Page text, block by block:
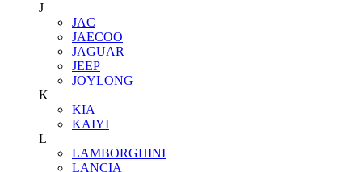
J
JAC
JAECOO
JAGUAR
JEEP
JOYLONG
K
KIA
KAIYI
L
LAMBORGHINI
LANCIA